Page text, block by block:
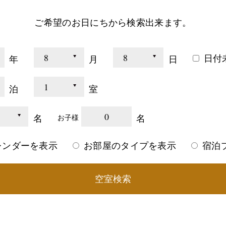
ご希望のお日にちから検索出来ます。
年 月 日 日付
泊 室
名 お子様 0 名
ダーを表示 お部屋のタイプを表示 宿泊
空室検索